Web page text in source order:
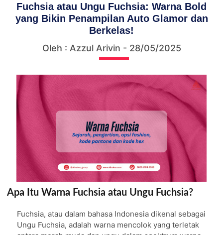
Fuchsia atau Ungu Fuchsia: Warna Bold
yang Bikin Penampilan Auto Glamor dan
Berkelas!
Oleh : Azzul Arivin - 28/05/2025
Apa Itu Warna Fuchsia atau Ungu Fuchsia?
Fuchsia, atau dalam bahasa Indonesia dikenal sebagai
Ungu Fuchsia, adalah warna mencolok yang terletak